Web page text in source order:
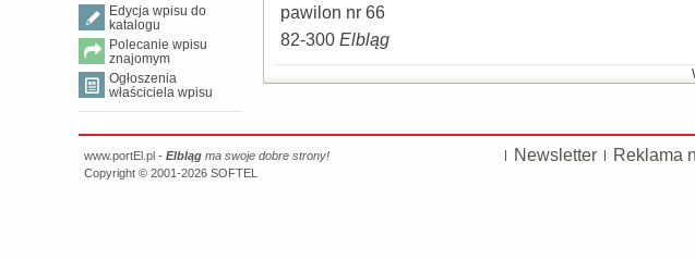
Edycja wpisu do
katalogu
Polecanie wpisu
znajomym
Ogłoszenia
właściciela wpisu
pawilon nr 66
82-300 Elbląg
Newsletter Reklama
www.portEl.pl - Elbląg ma swoje dobre strony!
Copyright © 2001-2026 SOFTEL